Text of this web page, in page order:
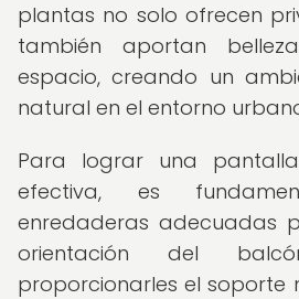
plantas no solo ofrecen
también aportan
espacio, creando un
natural en el entorno
Para lograr una
efectiva, es
enredaderas adecuadas
orientación del
proporcionarles el soporte